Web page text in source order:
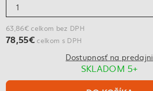
63,86€ celkom bez DPH
78,55€celkom s DPH
Dostupnosť na predajni
SKLADOM 5+